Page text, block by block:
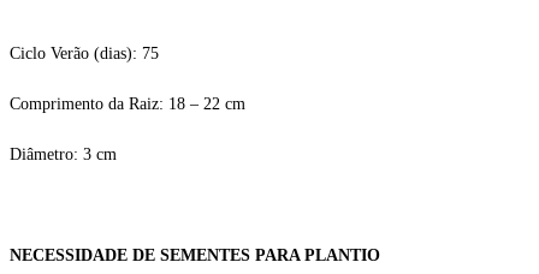
Ciclo Verão (dias): 75
Comprimento da Raiz: 18 – 22 cm
Diâmetro: 3 cm
NECESSIDADE DE SEMENTES PARA PLANTIO